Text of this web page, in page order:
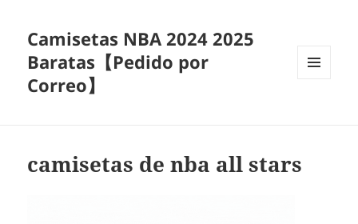
Camisetas NBA 2024 2025
Baratas【Pedido por
Correo】
camisetas de nba all stars